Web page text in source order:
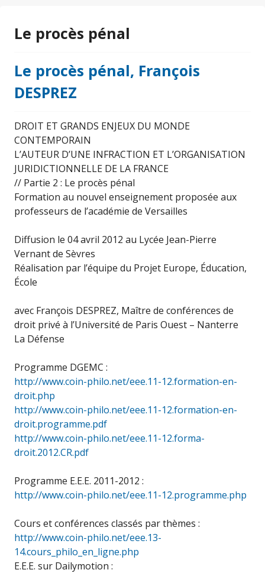
Le procès pénal
Le procès pénal, François
DESPREZ
DROIT ET GRANDS ENJEUX DU MONDE
CONTEMPORAIN
L’AUTEUR D’UNE INFRACTION ET L’ORGANISATION
JURIDICTIONNELLE DE LA FRANCE
// Partie 2 : Le procès pénal
Formation au nouvel enseignement proposée aux
professeurs de l’académie de Versailles
Diffusion le 04 avril 2012 au Lycée Jean-Pierre
Vernant de Sèvres
Réalisation par l’équipe du Projet Europe, Éducation,
École
avec François DESPREZ, Maître de conférences de
droit privé à l’Université de Paris Ouest – Nanterre
La Défense
Programme DGEMC :
http://www.coin-philo.net/eee.11-12.formation-en-
droit.php
http://www.coin-philo.net/eee.11-12.formation-en-
droit.programme.pdf
http://www.coin-philo.net/eee.11-12.forma-
droit.2012.CR.pdf
Programme E.E.E. 2011-2012 :
http://www.coin-philo.net/eee.11-12.programme.php
Cours et conférences classés par thèmes :
http://www.coin-philo.net/eee.13-
14.cours_philo_en_ligne.php
E.E.E. sur Dailymotion :